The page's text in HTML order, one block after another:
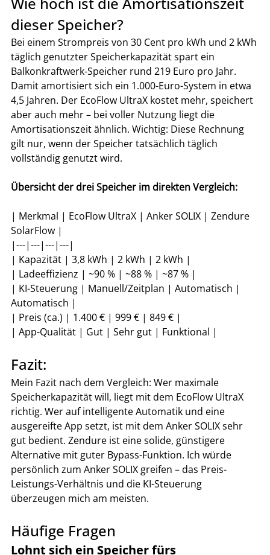
dieser Speicher?
Bei einem Strompreis von 30 Cent pro kWh und 2 kWh
täglich genutzter Speicherkapazität spart ein
Balkonkraftwerk-Speicher rund 219 Euro pro Jahr.
Damit amortisiert sich ein 1.000-Euro-System in etwa
4,5 Jahren. Der EcoFlow UltraX kostet mehr, speichert
aber auch mehr – bei voller Nutzung liegt die
Amortisationszeit ähnlich. Wichtig: Diese Rechnung
gilt nur, wenn der Speicher tatsächlich täglich
vollständig genutzt wird.
Übersicht der drei Speicher im direkten Vergleich:
| Merkmal | EcoFlow UltraX | Anker SOLIX | Zendure
SolarFlow |
|---|---|---|---|
| Kapazität | 3,8 kWh | 2 kWh | 2 kWh |
| Ladeeffizienz | ~90 % | ~88 % | ~87 % |
| KI-Steuerung | Manuell/Zeitplan | Automatisch |
Automatisch |
| Preis (ca.) | 1.400 € | 999 € | 849 € |
| App-Qualität | Gut | Sehr gut | Funktional |
Fazit:
Mein Fazit nach dem Vergleich: Wer maximale
Speicherkapazität will, liegt mit dem EcoFlow UltraX
richtig. Wer auf intelligente Automatik und eine
ausgereifte App setzt, ist mit dem Anker SOLIX sehr
gut bedient. Zendure ist eine solide, günstigere
Alternative mit guter Bypass-Funktion. Ich würde
persönlich zum Anker SOLIX greifen – das Preis-
Leistungs-Verhältnis und die KI-Steuerung
überzeugen mich am meisten.
Häufige Fragen
Lohnt sich ein Speicher fürs